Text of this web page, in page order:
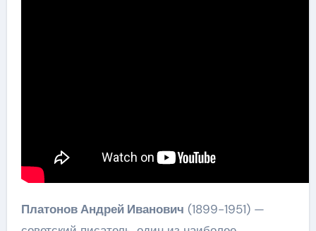
Платонов Андрей Иванович (1899-1951) —